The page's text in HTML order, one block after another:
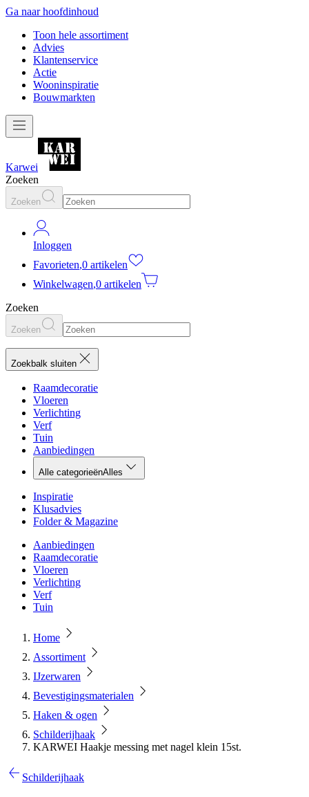
Ga naar hoofdinhoud
Toon hele assortiment
Advies
Klantenservice
Actie
Wooninspiratie
Bouwmarkten
Karwei
Zoeken
Zoeken
Inloggen
Favorieten,0 artikelen
Winkelwagen,0 artikelen
Zoeken
Zoeken
Zoekbalk sluiten
Raamdecoratie
Vloeren
Verlichting
Verf
Tuin
Aanbiedingen
Alle categorieënAlles
Inspiratie
Klusadvies
Folder & Magazine
Aanbiedingen
Raamdecoratie
Vloeren
Verlichting
Verf
Tuin
Home
Assortiment
IJzerwaren
Bevestigingsmaterialen
Haken & ogen
Schilderijhaak
KARWEI Haakje messing met nagel klein 15st.
Schilderijhaak